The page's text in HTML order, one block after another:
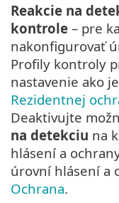
Reakcie na
kontrole – pre
nakonfigurovať
Profily kontroly
nastavenie ako
Rezidentnej
Deaktivujte
na detekciu na
hlásení a
úrovní hlásení a
Ochrana.